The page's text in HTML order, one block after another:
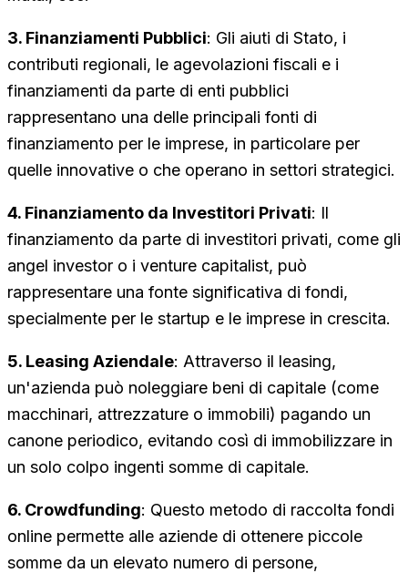
3. Finanziamenti Pubblici: Gli aiuti di Stato, i
contributi regionali, le agevolazioni fiscali e i
finanziamenti da parte di enti pubblici
rappresentano una delle principali fonti di
finanziamento per le imprese, in particolare per
quelle innovative o che operano in settori strategici.
4. Finanziamento da Investitori Privati: Il
finanziamento da parte di investitori privati, come gli
angel investor o i venture capitalist, può
rappresentare una fonte significativa di fondi,
specialmente per le startup e le imprese in crescita.
5. Leasing Aziendale: Attraverso il leasing,
un'azienda può noleggiare beni di capitale (come
macchinari, attrezzature o immobili) pagando un
canone periodico, evitando così di immobilizzare in
un solo colpo ingenti somme di capitale.
6. Crowdfunding: Questo metodo di raccolta fondi
online permette alle aziende di ottenere piccole
somme da un elevato numero di persone,